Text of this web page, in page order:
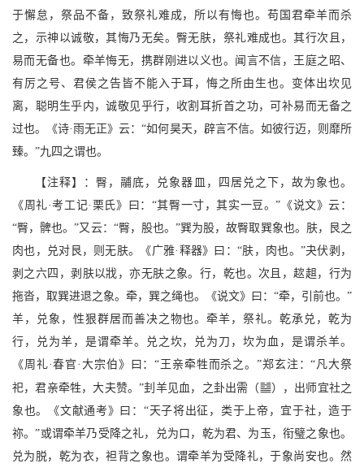
于懈怠，祭品不备，致祭礼难成，所以有悔也。苟国君牵羊而杀
之，示神以诚敬，其悔乃无矣。臀无肤，祭礼难成也。其行次且，
易而无备也。牵羊悔无，携群刚进以义也。闻言不信，王庭之昭、
有厉之号、君侯之告皆不能入于耳，悔之所由生也。变体出坎见
离，聪明生乎内，诚敬见乎行，收割耳折首之功，可补易而无备之
过也。《诗·雨无正》云：“如何昊天，辟言不信。如彼行迈，则靡所
臻。”九四之谓也。
【注释】：臀，鬴底，兑象器皿，四居兑之下，故为象也。
《周礼·考工记·栗氏》曰：“其臀一寸，其实一豆。”《说文》云：
“臀，髀也。”又云：“臀，股也。”巽为股，故臀取巽象也。肤，艮之
肉也，兑对艮，则无肤。《广雅·释器》曰：“肤，肉也。”夬伏剥，
剥之六四，剥肤以戕，亦无肤之象。行，乾也。次且，趑趄，行为
拖沓，取巽进退之象。牵，巽之绳也。《说文》曰：“牵，引前也。”
羊，兑象，性狠群居而善决之物也。牵羊，祭礼。乾承兑，乾为
行，兑为羊，是谓牵羊。兑之坎，兑为刀，坎为血，是谓杀羊。
《周礼·春官·大宗伯》曰：“王亲牵牲而杀之。”郑玄注：“凡大祭
祀，君亲牵牲，大夫赞。”刲羊见血，之卦出需（t），出师宜社之
象也。《文献通考》曰：“天子将出征，类于上帝，宜于社，造于
祢。”或谓牵羊乃受降之礼，兑为口，乾为君、为玉，衔璧之象也。
兑为脱，乾为衣，袒背之象也。谓牵羊为受降礼，于象尚安也。然